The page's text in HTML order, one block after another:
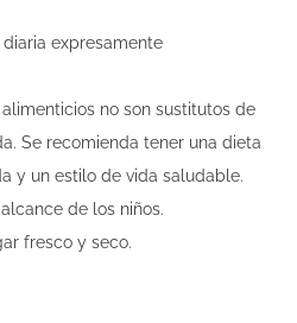
expresamente
alimenticios no son sustitutos de
Se recomienda tener una dieta
y un estilo de vida saludable.
de los niños.
fresco y seco.